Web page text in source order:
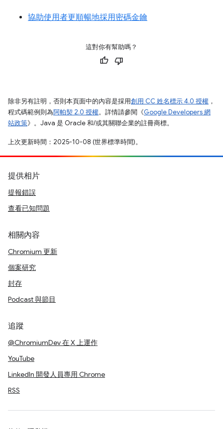
協助使用者更順暢地採用密碼金鑰
這對你有幫助嗎？
除非另有註明，否則本頁面中的內容是採用創用 CC 姓名標示 4.0 授權 ，
程式碼範例則為阿帕契 2.0 授權。詳情請參閱《Google Developers 網
站政策》。Java 是 Oracle 和/或其關聯企業的註冊商標。
上次更新時間：2025-10-08 (世界標準時間)。
提供相片
提報錯誤
查看已知問題
相關內容
Chromium 更新
個案研究
封存
Podcast 與節目
追蹤
@ChromiumDev 在 X 上運作
YouTube
LinkedIn 開發人員專用 Chrome
RSS